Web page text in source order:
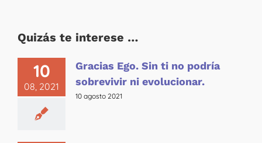
Quizás te interese …
10
08, 2021
Gracias Ego. Sin ti no podría
sobrevivir ni evolucionar.
10 agosto 2021